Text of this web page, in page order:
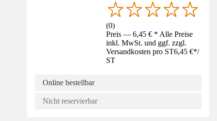
(0)
Preis — 6,45 € * Alle Preise
inkl. MwSt. und ggf. zzgl.
Versandkosten pro ST6,45 €*/
ST
Online bestellbar
Nicht reservierbar